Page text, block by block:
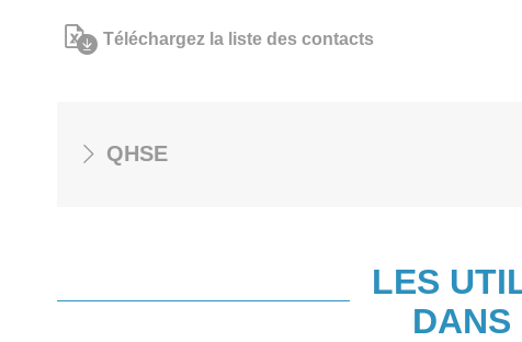
Téléchargez la liste des contacts
QHSE
LES
DANS